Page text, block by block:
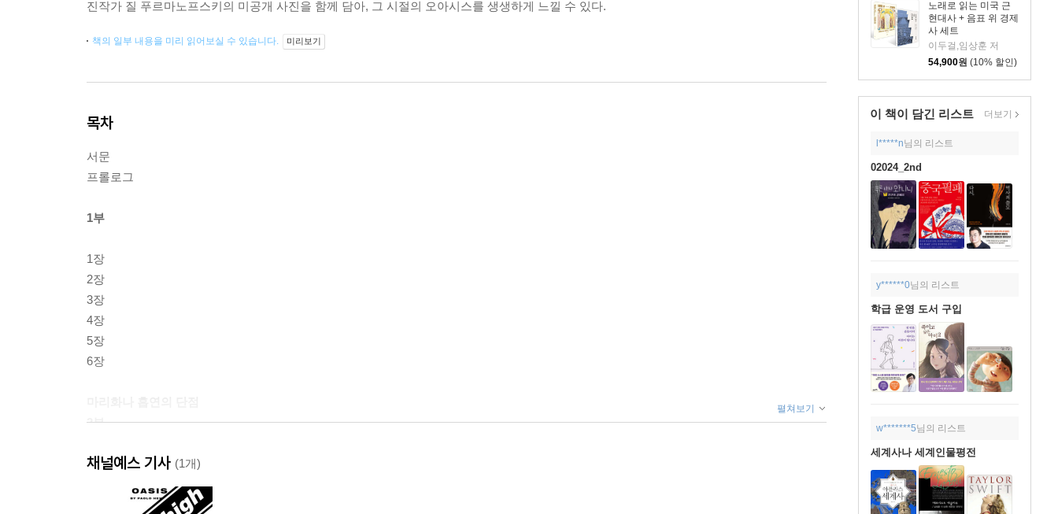
노래로 읽는 미국 근
현대사 + 음표 위 경제
사 세트
이두걸,임상훈 저
54,900원 (10% 할인)
이 책이 담긴 리스트 더보기
l*****n님의 리스트
02024_2nd
y******0님의 리스트
학급 운영 도서 구입
w*******5님의 리스트
세계사나 세계인물평전
진작가 질 푸르마노프스키의 미공개 사진을 함께 담아, 그 시절의 오아시스를 생생하게 느낄 수 있다.
책의 일부 내용을 미리 읽어보실 수 있습니다. 미리보기
목차
서문
프롤로그
1부
1장
2장
3장
4장
5장
6장
2부
7장
펼쳐보기
채널예스 기사 (1개)